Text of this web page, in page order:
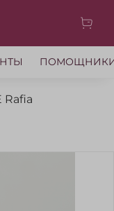
Rafia